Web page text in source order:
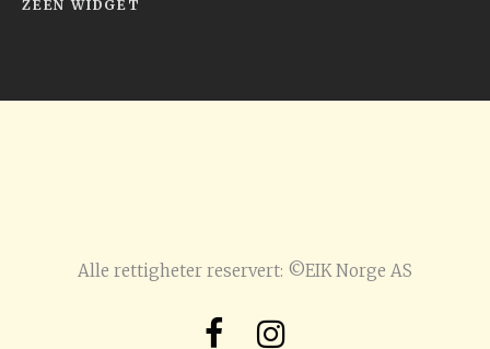
ZEEN WIDGET
Alle rettigheter reservert: ©EIK Norge AS